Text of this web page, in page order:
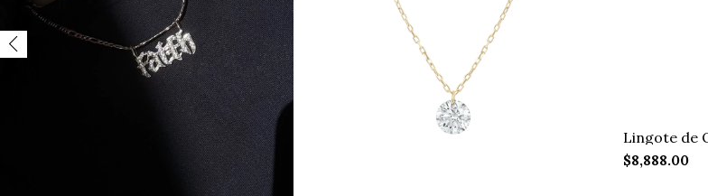
Lingote de
$8,888.00